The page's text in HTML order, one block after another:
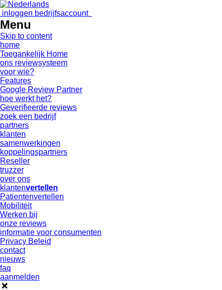
inloggen bedrijfsaccount
Menu
Skip to content
home
Toegankelijk Home
ons reviewsysteem
voor wie?
Features
Google Review Partner
hoe werkt het?
Geverifieerde reviews
zoek een bedrijf
partners
klanten
samenwerkingen
koppelingspartners
Reseller
truzzer
over ons
klantenvertellen
Patientenvertellen
Mobiliteit
Werken bij
onze reviews
informatie voor consumenten
Privacy Beleid
contact
nieuws
faq
aanmelden